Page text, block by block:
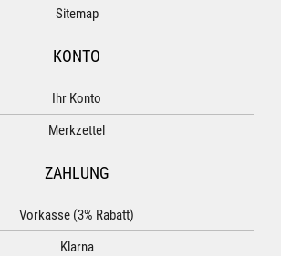
Sitemap
KONTO
Ihr Konto
Merkzettel
ZAHLUNG
Vorkasse (3% Rabatt)
Klarna